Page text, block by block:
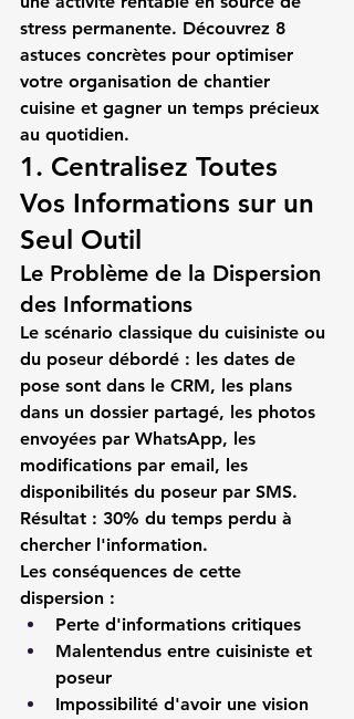
stress permanente. Découvrez 8
astuces concrètes pour optimiser
votre organisation de chantier
cuisine et gagner un temps précieux
au quotidien.
1. Centralisez Toutes
Vos Informations sur un
Seul Outil
Le Problème de la Dispersion
des Informations
Le scénario classique du cuisiniste ou
du poseur débordé : les dates de
pose sont dans le CRM, les plans
dans un dossier partagé, les photos
envoyées par WhatsApp, les
modifications par email, les
disponibilités du poseur par SMS.
Résultat : 30% du temps perdu à
chercher l'information.
Les conséquences de cette
dispersion :
Perte d'informations critiques
Malentendus entre cuisiniste et
poseur
Impossibilité d'avoir une vision